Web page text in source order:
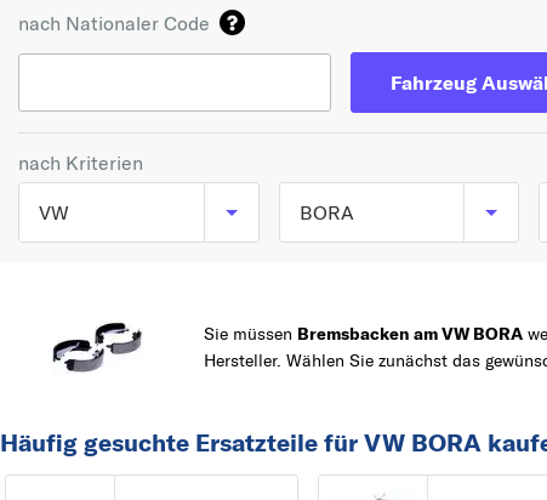
nach Nationaler Code
Fahrzeug
nach Kriterien
VW
OPEL
AUDI
BORA
POLO
CADDY
Sie müssen Bremsbacken am VW BORA
Hersteller. Wählen Sie zunächst das
Häufig gesuchte Ersatzteile für VW BORA